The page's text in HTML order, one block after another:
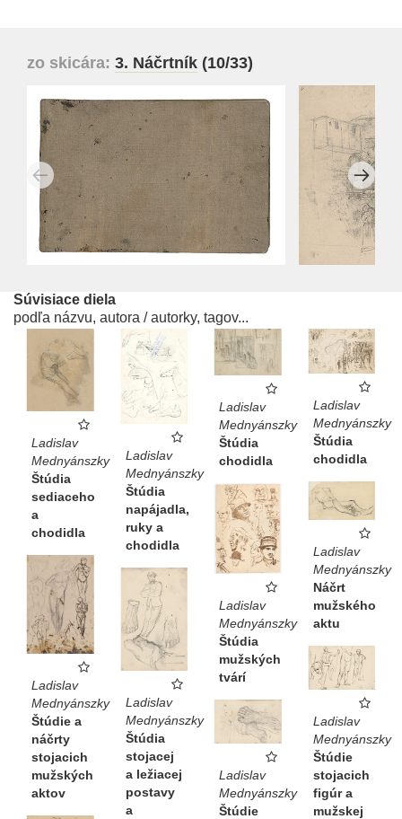
zo skicára: 3. Náčrtník (10/33)
Súvisiace diela
podľa názvu, autora / autorky, tagov...
Ladislav
Mednyánszky
Štúdia
sediaceho
a
chodidla
Ladislav
Mednyánszky
Štúdia
napájadla,
ruky a
chodidla
Ladislav
Mednyánszky
Štúdia
chodidla
Ladislav
Mednyánszky
Štúdia
chodidla
Ladislav
Mednyánszky
Náčrt
mužského
aktu
Ladislav
Mednyánszky
Štúdia
mužských
tvárí
Ladislav
Mednyánszky
Štúdie a
náčrty
stojacich
mužských
aktov
Ladislav
Mednyánszky
Štúdia
stojacej
a ležiacej
postavy
a
Ladislav
Mednyánszky
Štúdie
stojacich
figúr a
mužskej
Ladislav
Mednyánszky
Štúdie